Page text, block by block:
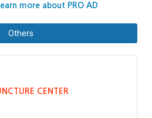
more about PRO AD
Others
CENTER